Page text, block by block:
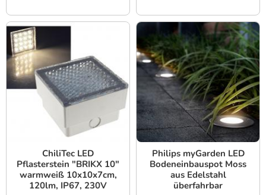
ChiliTec LED
Pflasterstein "BRIKX 10"
warmweiß 10x10x7cm,
120lm, IP67, 230V
Philips myGarden LED
Bodeneinbauspot Moss
aus Edelstahl
überfahrbar